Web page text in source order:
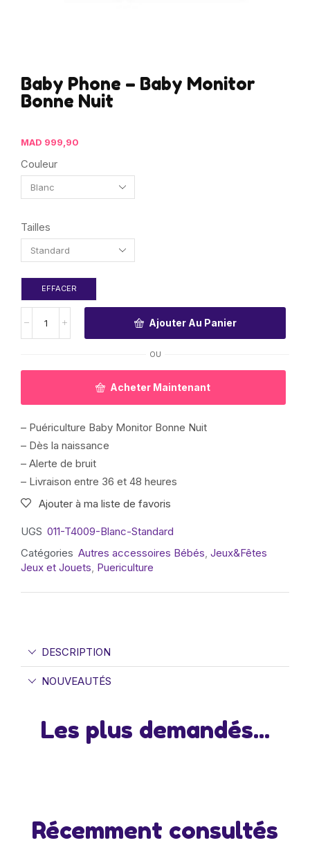
Baby Phone – Baby Monitor
Bonne Nuit
MAD 999,90
Couleur
Tailles
EFFACER
Ajouter Au Panier
OU
Acheter Maintenant
– Puériculture Baby Monitor Bonne Nuit
– Dès la naissance
– Alerte de bruit
– Livraison entre 36 et 48 heures
Ajouter à ma liste de favoris
UGS 011-T4009-Blanc-Standard
Catégories Autres accessoires Bébés, Jeux&Fêtes
Jeux et Jouets, Puericulture
DESCRIPTION
NOUVEAUTÉS
Les plus demandés...
Récemment consultés